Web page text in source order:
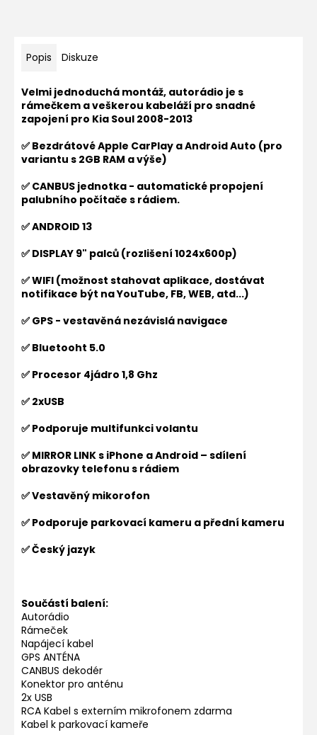
Popis Diskuze
Velmi jednoduchá montáž, autorádio je s
rámečkem a veškerou kabeláží pro snadné
zapojení pro Kia Soul 2008-2013
✅ Bezdrátové Apple CarPlay a Android Auto (pro
variantu s 2GB RAM a výše)
✅ CANBUS jednotka - automatické propojení
palubního počítače s rádiem.
✅ ANDROID 13
✅ DISPLAY 9" palců (rozlišení 1024x600p)
✅ WIFI (možnost stahovat aplikace, dostávat
notifikace být na YouTube, FB, WEB, atd...)
✅ GPS - vestavěná nezávislá navigace
✅ Bluetooht 5.0
✅ Procesor 4jádro 1,8 Ghz
✅ 2xUSB
✅ Podporuje multifunkci volantu
✅ MIRROR LINK s iPhone a Android – sdílení
obrazovky telefonu s rádiem
✅ Vestavěný mikorofon
✅ Podporuje parkovací kameru a přední kameru
✅ Český jazyk
Součástí balení:
Autorádio
Rámeček
Napájecí kabel
GPS ANTÉNA
CANBUS dekodér
Konektor pro anténu
2x USB
RCA Kabel s externím mikrofonem zdarma
Kabel k parkovací kameře